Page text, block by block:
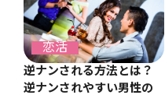
恋活
逆ナンされる方法とは？
逆ナンされやすい男性の